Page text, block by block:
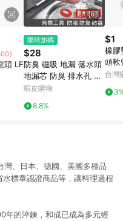
頭 LF
限時加碼
$28
防臭 磁吸 地漏 落水頭
地漏芯 防臭 排水孔 帶
濾網 水漕 洗手間 廁所
室 防蟲 自動閉合
蝦皮購物
8.8%
$1
橡膠
頭軟
網墊
1】
台灣
灣、日本、德國、美國多種品
標章認證商品等，讓料理過程
年的淬鍊，和成已成為多元經